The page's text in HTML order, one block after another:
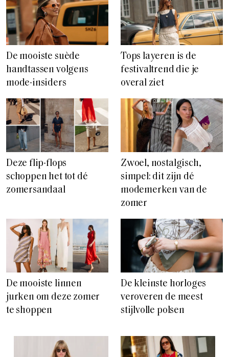
De mooiste suède
handtassen volgens
mode-insiders
Tops layeren is de
festivaltrend die je
overal ziet
Deze flip-flops
schoppen het tot dé
zomersandaal
Zwoel, nostalgisch,
simpel: dit zijn dé
modemerken van de
zomer
De mooiste linnen
jurken om deze zomer
te shoppen
De kleinste horloges
veroveren de meest
stijlvolle polsen